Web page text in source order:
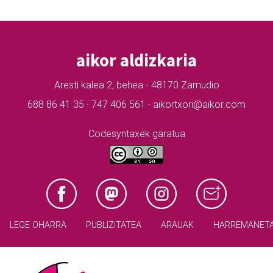
aikor aldizkaria
Aresti kalea 2, behea - 48170 Zamudio
688 86 41 35 · 747 406 561 · aikortxori@aikor.com
Codesyntaxek garatua
LEGE OHARRA PUBLIZITATEA ARAUAK